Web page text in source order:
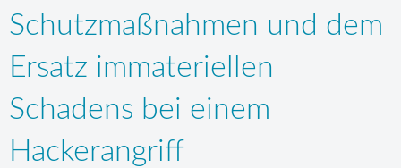
Schutzmaßnahmen und dem
Ersatz immateriellen
Schadens bei einem
Hackerangriff